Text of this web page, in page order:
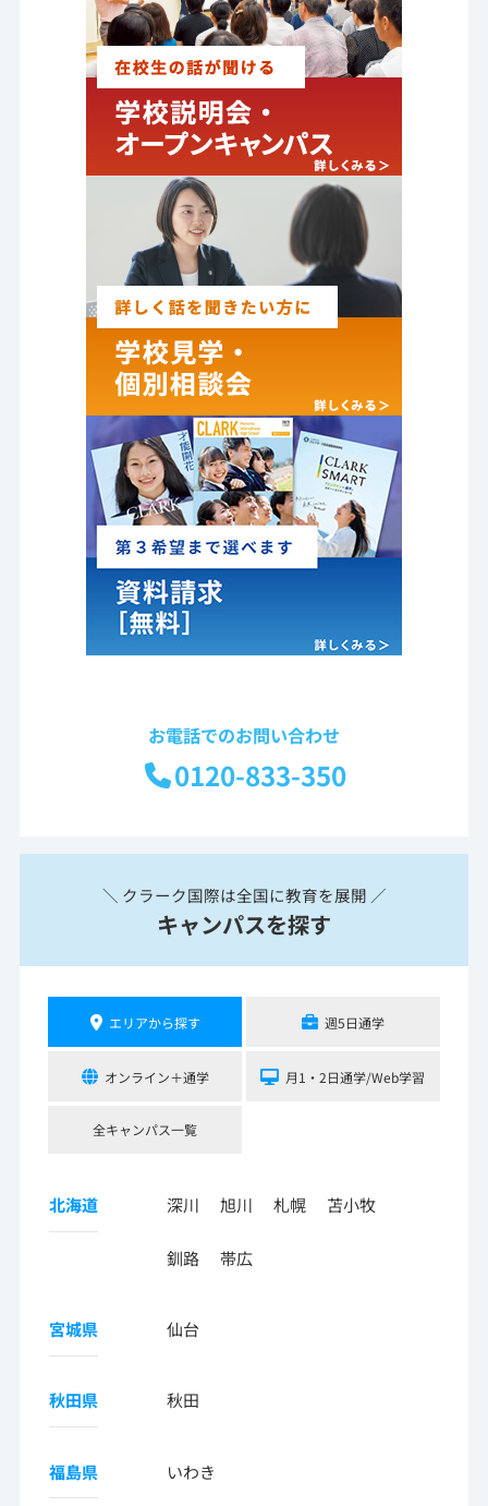
お電話でのお問い合わせ
0120-833-350
＼ クラーク国際は全国に教育を展開 ／
キャンパスを探す
エリアから探す 週5日通学
オンライン＋通学 月1・2日通学/Web学習
全キャンパス一覧
北海道 深川 旭川 札幌 苫小牧
釧路 帯広
宮城県 仙台
秋田県 秋田
福島県 いわき